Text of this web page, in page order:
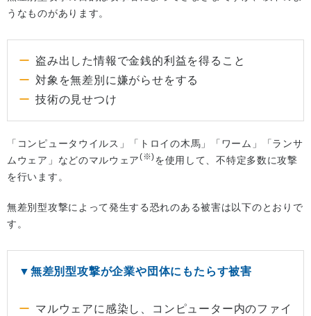
うなものがあります。
盗み出した情報で金銭的利益を得ること
対象を無差別に嫌がらせをする
技術の見せつけ
「コンピュータウイルス」「トロイの木馬」「ワーム」「ランサ
ムウェア」などのマルウェア(※)を使用して、不特定多数に攻撃
を行います。
無差別型攻撃によって発生する恐れのある被害は以下のとおりで
す。
▼無差別型攻撃が企業や団体にもたらす被害
マルウェアに感染し、コンピューター内のファイ